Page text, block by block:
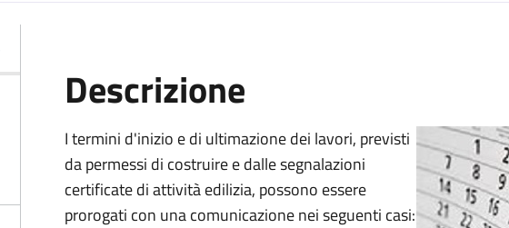
Descrizione
I termini d'inizio e di ultimazione dei lavori, previsti
da permessi di costruire e dalle segnalazioni
certificate di attività edilizia, possono essere
prorogati con una comunicazione nei seguenti casi: